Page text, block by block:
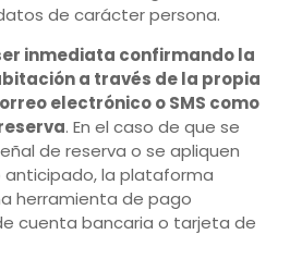
de carácter persona.
inmediata confirmando la
a través de la propia
electrónico o SMS como
. En el caso de que se
de reserva o se apliquen
la plataforma
herramienta de pago
cuenta bancaria o tarjeta de